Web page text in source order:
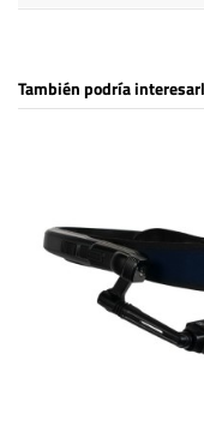
También podría